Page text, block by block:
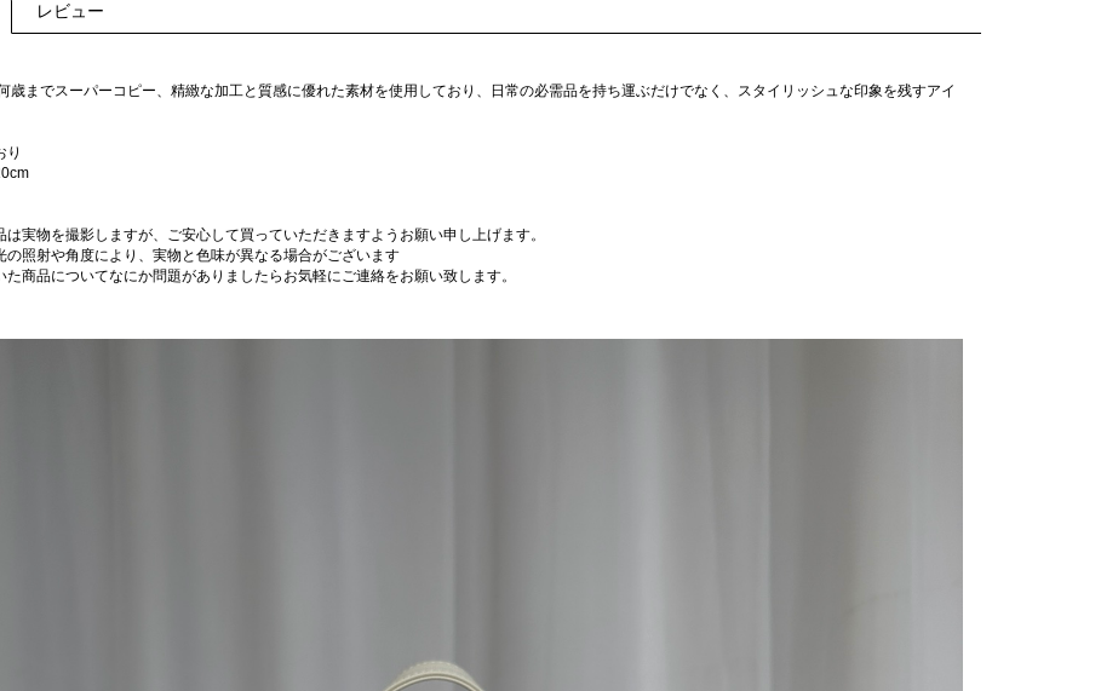
レビュー
歳までスーパーコピー、精緻な加工と質感に優れた素材を使用しており、日常の必需品を持ち運ぶだけでなく、スタイリッシュな印象を残すアイ
り
は実物を撮影しますが、ご安心して買っていただきますようお願い申し上げます。
照射や角度により、実物と色味が異なる場合がございます
た商品についてなにか問題がありましたらお気軽にご連絡をお願い致します。